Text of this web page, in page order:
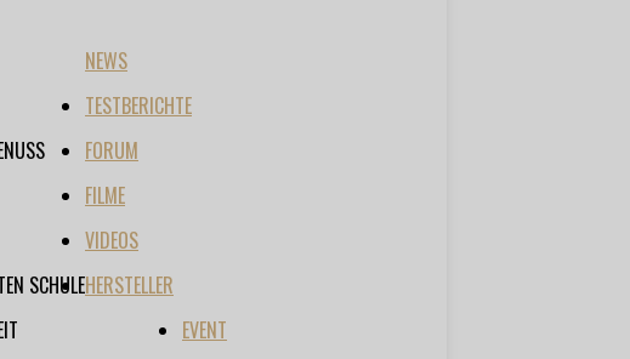
NEWS
SCHULE
TESTBERICHTE
FORUM
FILME
VIDEOS
HERSTELLER
EVENT